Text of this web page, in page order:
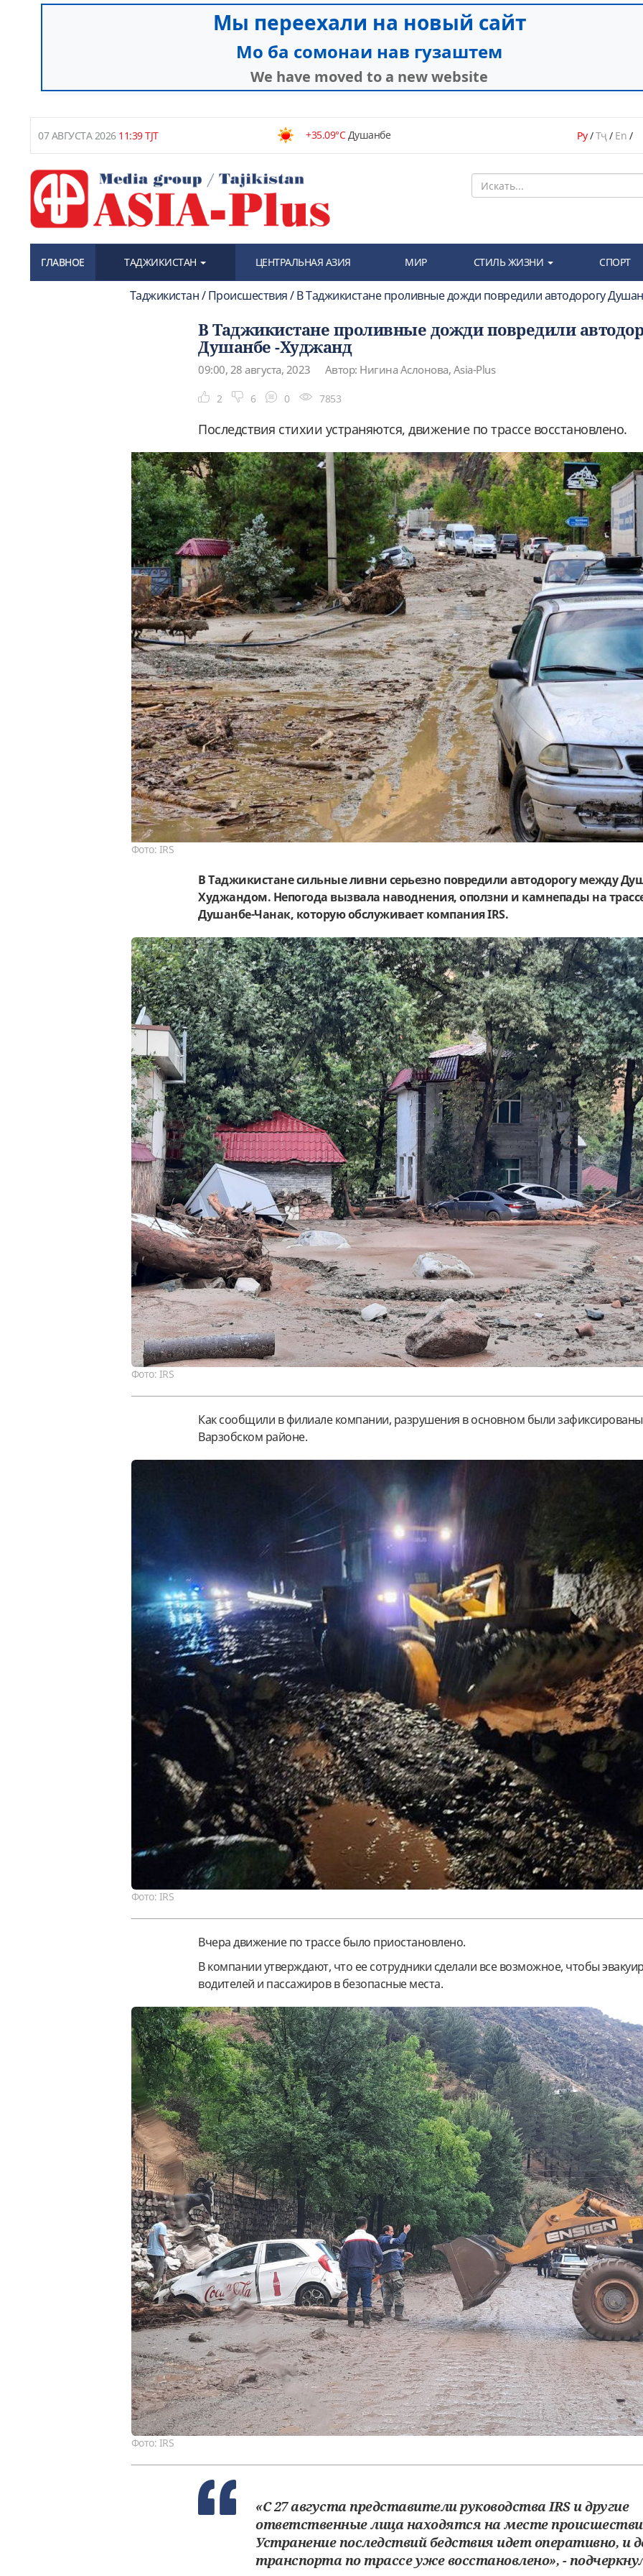
07 АВГУСТА 202611:39 TJT +35.09°CДушанбе Ру/Тҷ/ En /
ГЛАВНОЕ ТАДЖИКИСТАН ЦЕНТРАЛЬНАЯ АЗИЯ МИР СТИЛЬ ЖИЗНИ СПОРТ
Таджикистан / Происшествия / В Таджикистане проливные дожди повредили автодорогу
В Таджикистане проливные дожди повредили
Душанбе -Худжанд
09:00, 28 августа, 2023 Автор: Нигина Аслонова, Asia-Plus
2 6 0 7853
Последствия стихии устраняются, движение по трассе восстановлено.
Фото: IRS
В Таджикистане сильные ливни серьезно повредили автодорогу между
Худжандом. Непогода вызвала наводнения, оползни и камнепады на
Душанбе-Чанак, которую обслуживает компания IRS.
Фото: IRS
Как сообщили в филиале компании, разрушения в основном были
Варзобском районе.
Фото: IRS
Вчера движение по трассе было приостановлено.
В компании утверждают, что ее сотрудники сделали все возможное, чтобы
водителей и пассажиров в безопасные места.
Фото: IRS
«С 27 августа представители руководства IRS и другие
ответственные лица находятся на месте
Устранение последствий бедствия идет оперативно, и
транспорта по трассе уже восстановлено», -